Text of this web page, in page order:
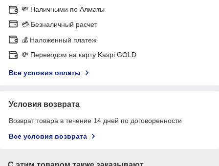
💸 Наличными по Алматы
💳 Безналичный расчет
💰 Наложенный платеж
💸 Переводом на карту Kaspi GOLD
Все условия оплаты
Условия возврата
Возврат товара в течение 14 дней по договоренности
Все условия возврата